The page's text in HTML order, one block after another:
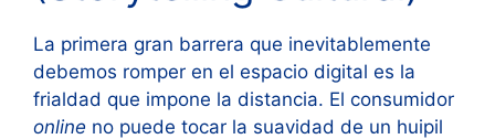
La primera gran barrera que inevitablemente
debemos romper en el espacio digital es la
frialdad que impone la distancia. El consumidor
online no puede tocar la suavidad de un huipil